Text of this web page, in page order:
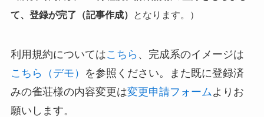
て、登録が完了（記事作成）
となります。）
利用規約についてはこちら 、完成系のイメージは
こちら（デモ）
を参照ください。また既に登録済
みの雀荘様の内容変更は変更申請フォーム よりお
願いします。